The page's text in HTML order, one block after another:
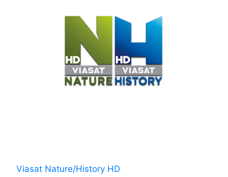
Viasat Nature/History HD